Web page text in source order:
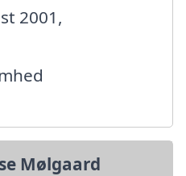
2001,
Mølgaard